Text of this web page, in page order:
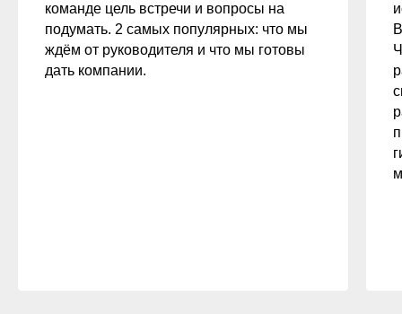
команде цель встречи и вопросы на
подумать. 2 самых популярных: что мы
ждём от руководителя и что мы готовы
дать компании.